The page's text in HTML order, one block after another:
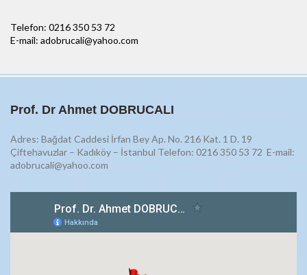
Telefon: 0216 350 53 72
E-mail: adobrucali@yahoo.com
Prof. Dr Ahmet DOBRUCALI
Adres: Bağdat Caddesi İrfan Bey Ap. No. 216 Kat. 1 D. 19
Çiftehavuzlar – Kadıköy – İstanbul Telefon: 0216 350 53 72 E-mail:
adobrucali@yahoo.com